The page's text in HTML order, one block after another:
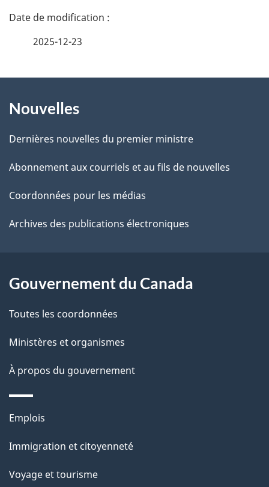
z
t
r
e
r
t
r
a
i
o
s
c
e
t
e
D
i
l
s
d
e
a
p
a
g
e
2025-12-23
propos
de
ce
site
Nouvelles
Dernières nouvelles du premier ministre
Abonnement aux courriels et au fils de nouvelles
Coordonnées pour les médias
Archives des publications électroniques
Gouvernement du Canada
Toutes les coordonnées
Ministères et organismes
À propos du gouvernement
Thèmes
sujets
Emplois
Immigration et citoyenneté
Voyage et tourisme